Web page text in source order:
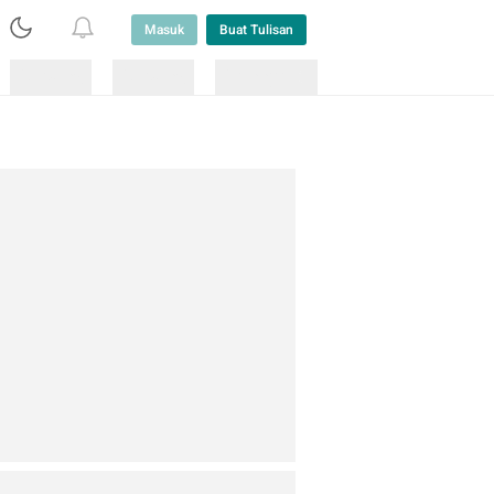
Masuk Buat Tulisan